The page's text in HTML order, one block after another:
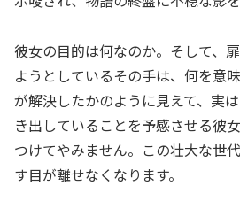
彼女の目的は何なのか。そして、
ようとしているその手は、何を意
が解決したかのように見えて、実
き出していることを予感させる彼
つけてやみません。この壮大な世
す目が離せなくなります。